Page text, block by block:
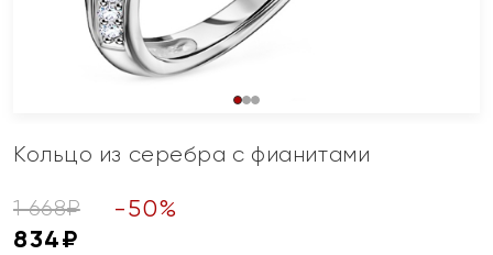
Кольцо из серебра с фианитами
1 668₽ -50%
834₽